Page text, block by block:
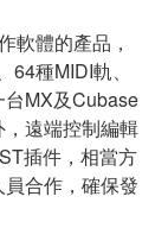
軟體的產品，
種MIDI軌、
MX及Cubase
遠端控制編輯
插件，相當方
合作，確保發